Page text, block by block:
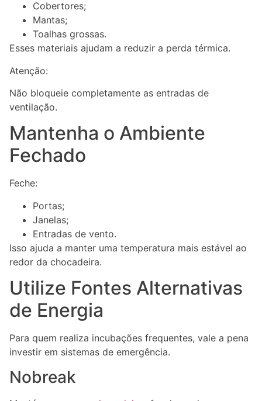
Cobertores;
Mantas;
Toalhas grossas.
Esses materiais ajudam a reduzir a perda térmica.
Atenção:
Não bloqueie completamente as entradas de
ventilação.
Mantenha o Ambiente
Fechado
Feche:
Portas;
Janelas;
Entradas de vento.
Isso ajuda a manter uma temperatura mais estável ao
redor da chocadeira.
Utilize Fontes Alternativas
de Energia
Para quem realiza incubações frequentes, vale a pena
investir em sistemas de emergência.
Nobreak